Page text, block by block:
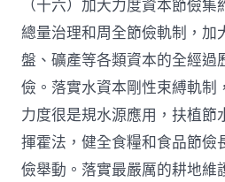
（十六）加大力度資本節儉
總量治理和周全節儉軌制，加
盤、礦產等各類資本的全經過
儉。落實水資本剛性束縛軌制
力度很是規水源應用，扶植節
揮霍法，健全食糧和食品節儉
儉舉動。落實最嚴厲的耕地維